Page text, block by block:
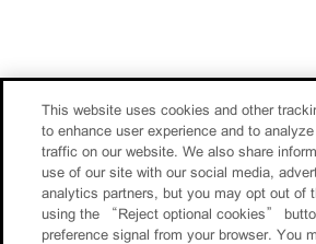
This website uses cookies and other
to enhance user experience and to
traffic on our website. We also share
use of our site with our social media,
analytics partners, but you may opt out of
using the “Reject optional cookies”
preference signal from your browser. You